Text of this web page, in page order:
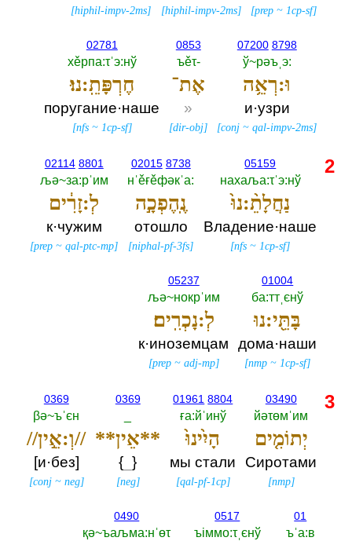
[prep ~1cp-sf]
[hiphil-impv-2ms]
[hiphil-impv-2ms]
07200 8798
ў~рәъˌэ:‎
וּ:רְאֵ֥ה
и·узри
[conj ~qal-impv-2ms]
0853
ъěτ-‎
אֶת־
»
[dir-obj]
02781
хěрпа:τˈэ:нў
חֶרְפָּתֵֽ:נוּ׃
поругание·наше
[nfs~ 1cp-sf]
05159
нахаља:τˈэ:нў
נַחֲלָתֵ֨:נוּ֙
Владение·наше
[nfs ~1cp-sf]
02015 8738
нˈěғěфәкˈа:‎
נֶֽהֶפְכָ֣ה
отошло
[niphal-pf-3fs]
02114 8801
љә~за:рˈим
לְ:זָרִ֔ים
к·чужим
[prep ~qal-ptc-mp]
01004
ба:ттˌєнў
בָּתֵּ֖י:נוּ
дома·наши
[nmp ~1cp-sf]
05237
љә~нокрˈим
לְ:נָכְרִֽים׃
к·иноземцам
[prep~ adj-mp]
2
03490
йәτөмˈим
יְתוֹמִ֤ים
Сиротами
[nmp]
01961 8804
ға:йˈинў
הָיִ֨ינוּ֙
мы стали
[qal-pf-1cp]
0369
**אֵין**
{ _}
[neg]
0369
βә~ъˈєн
//וְ:אֵ֣ין//
[и·без]
[conj~ neg]
01
ъˈа:в
0517
ъiммо:τˌєнў
0490
қә~ъаљма:нˈөτ
3